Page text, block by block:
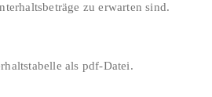
zu erwarten sind.
als pdf-Datei.